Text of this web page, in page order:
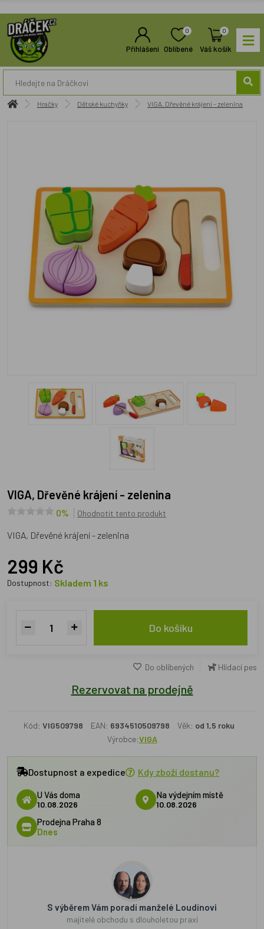
Přihlášení
0
Oblíbené
0
Váš košík
Hračky Dětské kuchyňky VIGA, Dřevěné krájení - zelenina
VIGA, Dřevěné krájení - zelenina
0% Ohodnotit tento produkt
VIGA, Dřevěné krájení - zelenina
299 Kč
Dostupnost: Skladem 1 ks
Do košíku
Do oblíbených Hlídací pes
Rezervovat na prodejně
Kód: VIG509798 EAN: 6934510509798 Věk: od 1,5 roku
Výrobce:VIGA
Dostupnost a expedice Kdy zboží dostanu?
U Vás doma
10.08.2026
Na výdejním místě
10.08.2026
Prodejna Praha 8
Dnes
S výběrem Vám poradí manželé Loudínovi
majitelé obchodu s dlouholetou praxí